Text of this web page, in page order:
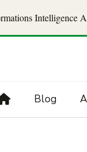
Intelligence
Blog